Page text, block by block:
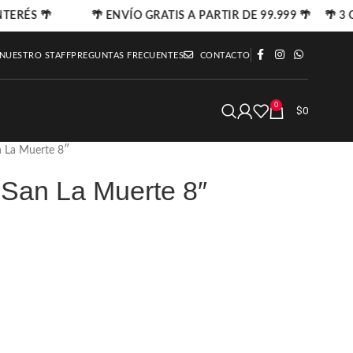
STAFFPREGUNTAS FRECUENTES CONTACTO
0 $0
La Muerte 8″
La Muerte 8″
🌴 🌴 ENVÍO GRATIS A PARTIR DE 99.999 🌴 🌴 3